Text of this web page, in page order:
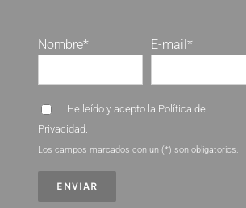
Nombre* E-mail*
He leído y acepto la Política de
Privacidad
Los campos marcados con un (*) son obligatorios.